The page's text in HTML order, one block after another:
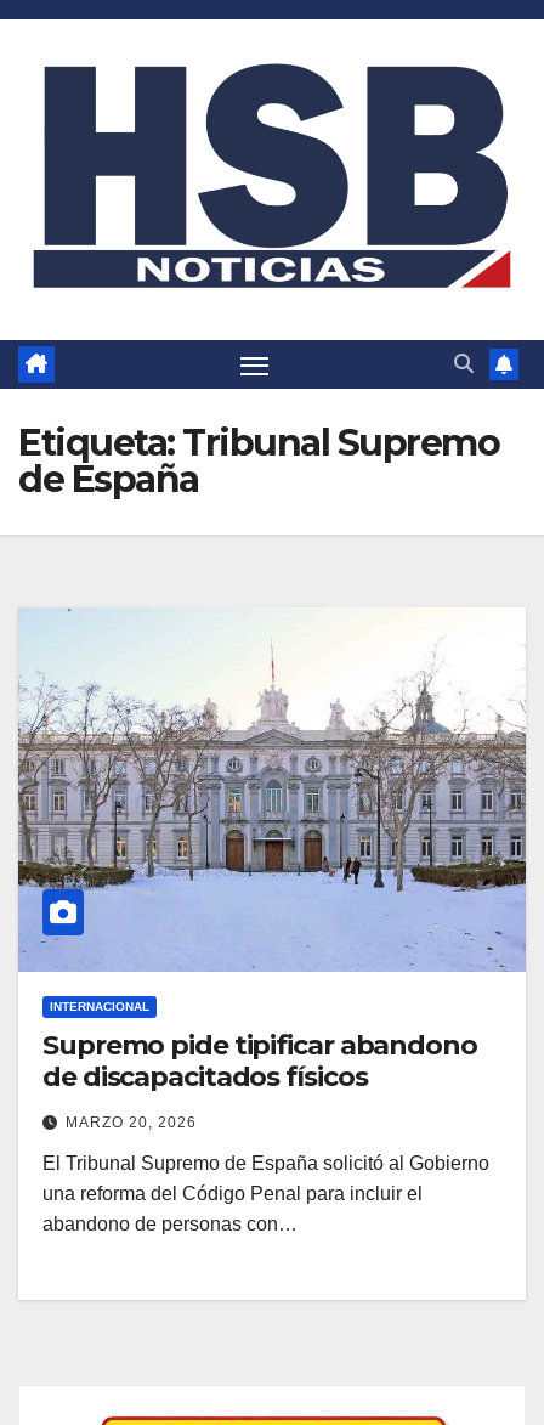
Saltar
Etiqueta:Tribunal Supremo
de España
INTERNACIONAL
Supremo pide tipificar abandono
de discapacitados físicos
MARZO 20, 2026
El Tribunal Supremo de España solicitó al Gobierno
una reforma del Código Penal para incluir el
abandono de personas con…